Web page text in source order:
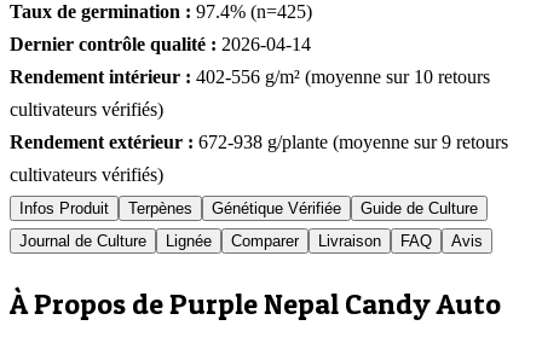
Taux de germination : 97.4% (n=425)
Dernier contrôle qualité : 2026-04-14
Rendement intérieur : 402-556 g/m² (moyenne sur 10 retours
cultivateurs vérifiés)
Rendement extérieur : 672-938 g/plante (moyenne sur9 retours
cultivateurs vérifiés)
Infos Produit Terpènes Génétique Vérifiée
Guide de Culture
Journal de Culture
Lignée Comparer Livraison FAQ Avis
À Propos de Purple Nepal Candy Auto